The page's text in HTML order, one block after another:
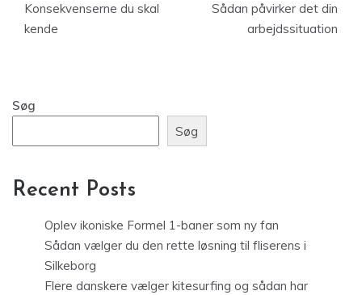
Konsekvenserne du skal
kende
Sådan påvirker det din
arbejdssituation
Søg
Søg
Recent Posts
Oplev ikoniske Formel 1-baner som ny fan
Sådan vælger du den rette løsning til fliserens i
Silkeborg
Flere danskere vælger kitesurfing og sådan har